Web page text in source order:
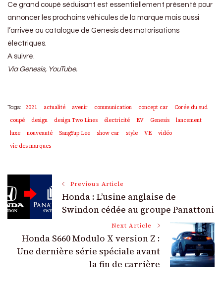
Ce grand coupé séduisant est essentiellement présenté pour
annoncer les prochains véhicules de la marque mais aussi
l’arrivée au catalogue de Genesis des motorisations
électriques.
A suivre.
Via Genesis, YouTube.
Tags: 2021 actualité avenir communication concept car
Corée du sud
coupé
design design Two Lines électricité EV Genesis
lancement
luxe
nouveauté SangYup Lee show car style VE
vidéo
vie des marques
Post
Navigation
Previous Article
Honda : L’usine anglaise de
Swindon cédée au groupe Panattoni
Next Article
Honda S660 Modulo X version Z :
Une dernière série spéciale avant
la fin de carrière